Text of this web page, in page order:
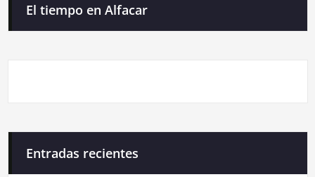
El tiempo en Alfacar
Entradas recientes